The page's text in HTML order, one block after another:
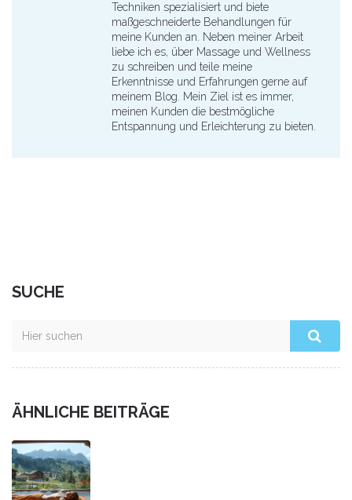
Techniken spezialisiert und biete
maßgeschneiderte Behandlungen für
meine Kunden an. Neben meiner Arbeit
liebe ich es, über Massage und Wellness
zu schreiben und teile meine
Erkenntnisse und Erfahrungen gerne auf
meinem Blog. Mein Ziel ist es immer,
meinen Kunden die bestmögliche
Entspannung und Erleichterung zu bieten.
SUCHE
ÄHNLICHE BEITRÄGE